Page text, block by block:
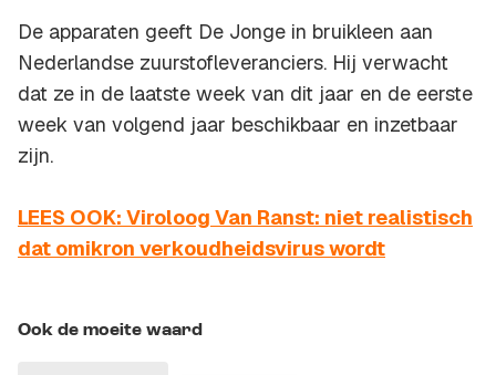
De apparaten geeft De Jonge in bruikleen aan
Nederlandse zuurstofleveranciers. Hij verwacht
dat ze in de laatste week van dit jaar en de eerste
week van volgend jaar beschikbaar en inzetbaar
zijn.
LEES OOK: Viroloog Van Ranst: niet realistisch
dat omikron verkoudheidsvirus wordt
Ook de moeite waard